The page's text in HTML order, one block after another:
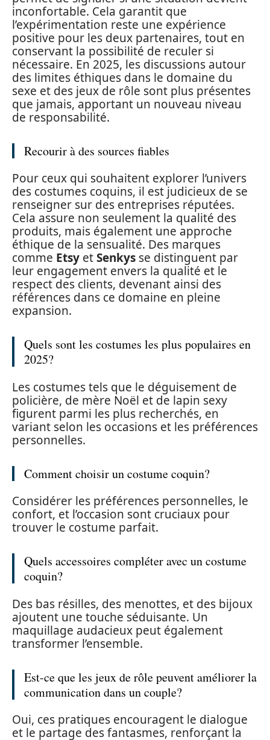
inconfortable. Cela garantit que
l’expérimentation reste une expérience
positive pour les deux partenaires, tout en
conservant la possibilité de reculer si
nécessaire. En 2025, les discussions autour
des limites éthiques dans le domaine du
sexe et des jeux de rôle sont plus présentes
que jamais, apportant un nouveau niveau
de responsabilité.
Recourir à des sources fiables
Pour ceux qui souhaitent explorer l’univers
des costumes coquins, il est judicieux de se
renseigner sur des entreprises réputées.
Cela assure non seulement la qualité des
produits, mais également une approche
éthique de la sensualité. Des marques
comme Etsy etSenkys se distinguent par
leur engagement envers la qualité et le
respect des clients, devenant ainsi des
références dans ce domaine en pleine
expansion.
Quels sont les costumes les plus populaires en
2025?
Les costumes tels que le déguisement de
policière, de mère Noël et de lapin sexy
figurent parmi les plus recherchés, en
variant selon les occasions et les préférences
personnelles.
Comment choisir un costume coquin?
Considérer les préférences personnelles, le
confort, et l’occasion sont cruciaux pour
trouver le costume parfait.
Quels accessoires compléter avec un costume
coquin?
Des bas résilles, des menottes, et des bijoux
ajoutent une touche séduisante. Un
maquillage audacieux peut également
transformer l’ensemble.
Est-ce que les jeux de rôle peuvent améliorer la
communication dans un couple?
Oui, ces pratiques encouragent le dialogue
et le partage des fantasmes, renforçant la